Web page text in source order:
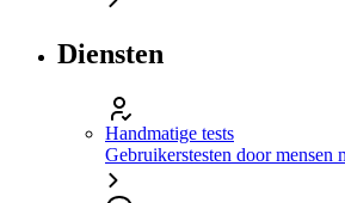
Diensten
Handmatige tests
Gebruikerstesten door mensen